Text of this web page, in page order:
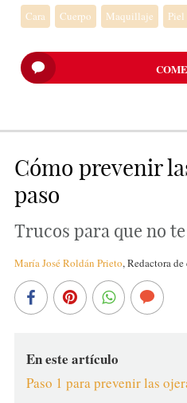
Cara Cuerpo Maquillaje Piel
Cómo prevenir
paso
Trucos para que no
María José Roldán Prieto,Redactora
En este artículo
Paso 1 para prevenir las